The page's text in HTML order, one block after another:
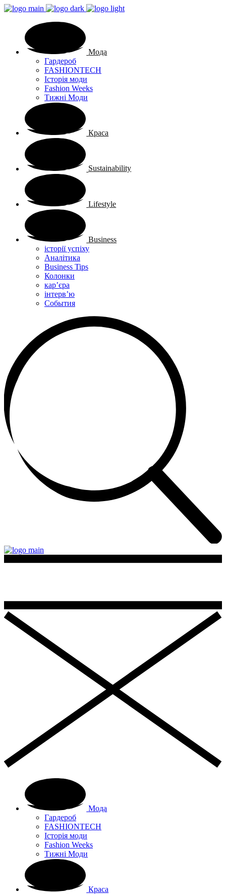
Мода
Гардероб
FASHIONTECH
Історія моди
Fashion Weeks
Тижні Моди
Краса
Sustainability
Lifestyle
Business
історії успіху
Аналітика
Business Tips
Колонки
кар’єра
інтерв’ю
Cобытия
Мода
Гардероб
FASHIONTECH
Історія моди
Fashion Weeks
Тижні Моди
Краса